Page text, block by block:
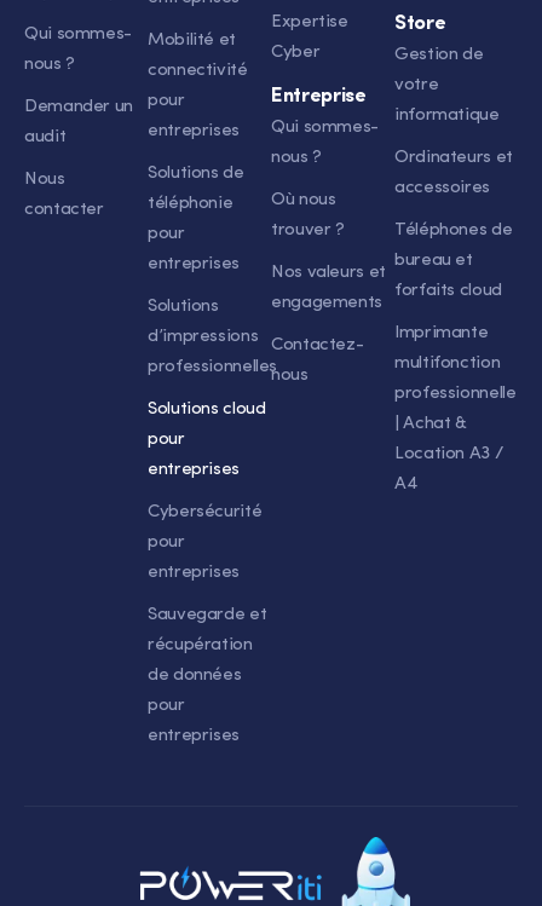
Qui sommes-
nous ?
Demander un
audit
Nous
contacter
Mobilité et
connectivité
pour
entreprises
Solutions de
téléphonie
pour
entreprises
Solutions
d’impressions
professionnelles
Solutions cloud
pour
entreprises
Cybersécurité
pour
entreprises
Sauvegarde et
récupération
de données
pour
entreprises
Expertise
Cyber
Entreprise
Qui sommes-
nous ?
Où nous
trouver ?
Nos valeurs et
engagements
Contactez-
nous
Store
Gestion de
votre
informatique
Ordinateurs et
accessoires
Téléphones de
bureau et
forfaits cloud
Imprimante
multifonction
professionnelle
| Achat &
Location A3 /
A4